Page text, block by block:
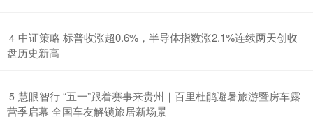
4 ​中证策略 标普收涨超0.6%，半导体指数涨2.1%连续两天创收
盘历史新高
5 ​慧眼智行 “五一”跟着赛事来贵州｜百里杜鹃避暑旅游暨房车露
营季启幕 全国车友解锁旅居新场景